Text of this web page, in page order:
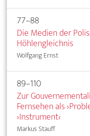
77–88
Die Medien der
Höhlengleichnis
Wolfgang Ernst
89–110
Zur
Fernsehen als
›Instrument‹
Markus Stauff